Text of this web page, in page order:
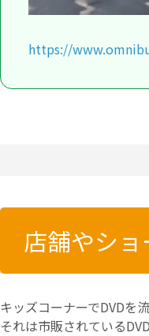
https://
店舗やシ
キッズコーナーでDVDを
それは市販されている